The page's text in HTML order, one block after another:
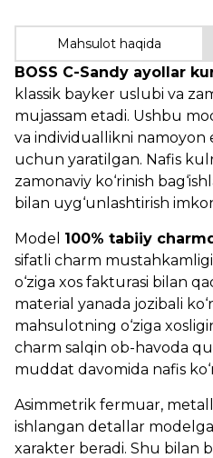
Mahsulot haqida
BOSS C-Sandy ayollar
klassik bayker uslubi va
mujassam etadi. Ushbu
va individuallikni namoyon
uchun yaratilgan. Nafis
zamonaviy ko‘rinish
bilan uyg‘unlashtirish
Model 100% tabiiy
sifatli charm
o‘ziga xos fakturasi bilan
material yanada jozibali
mahsulotning o‘ziga
charm salqin ob-havoda
muddat davomida nafis
Asimmetrik fermuar,
ishlangan detallar
xarakter beradi. Shu bilan